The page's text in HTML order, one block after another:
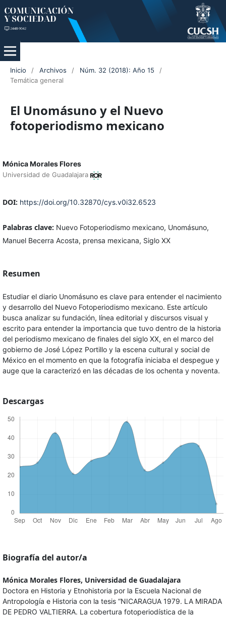
Inicio / Archivos / Núm. 32 (2018): Año 15
/
Temática general
El Unomásuno y el Nuevo
fotoperiodismo mexicano
Mónica Morales Flores
Universidad de Guadalajara
DOI: https://doi.org/10.32870/cys.v0i32.6523
Palabras clave: Nuevo Fotoperiodismo mexicano, Unomásuno,
Manuel Becerra Acosta, prensa mexicana, Siglo XX
Resumen
Estudiar el diario Unomásuno es clave para entender el nacimiento
y desarrollo del Nuevo Fotoperiodismo mexicano. Este artículo
busca analizar su fundación, línea editorial y discursos visual y
escrito para entender la importancia que tuvo dentro de la historia
del periodismo mexicano de finales del siglo XX, en el marco del
gobierno de José López Portillo y la escena cultural y social de
México en el momento en que la fotografía iniciaba el despegue y
auge que la caracterizó en las décadas de los ochenta y noventa.
Descargas
Biografía del autor/a
Mónica Morales Flores, Universidad de Guadalajara
Doctora en Historia y Etnohistoria por la Escuela Nacional de
Antropología e Historia con la tesis “NICARAGUA 1979. LA MIRADA
DE PEDRO VALTIERRA. La cobertura fotoperiodística de la